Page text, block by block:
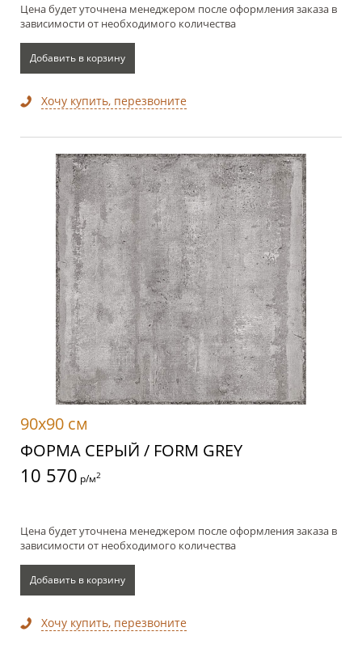
Цена будет уточнена менеджером после оформления заказа в
зависимости от необходимого количества
Добавить в корзину
Хочу купить, перезвоните
90x90 см
ФОРМА СЕРЫЙ / FORM GREY
10 570 р/м2
Цена будет уточнена менеджером после оформления заказа в
зависимости от необходимого количества
Добавить в корзину
Хочу купить, перезвоните